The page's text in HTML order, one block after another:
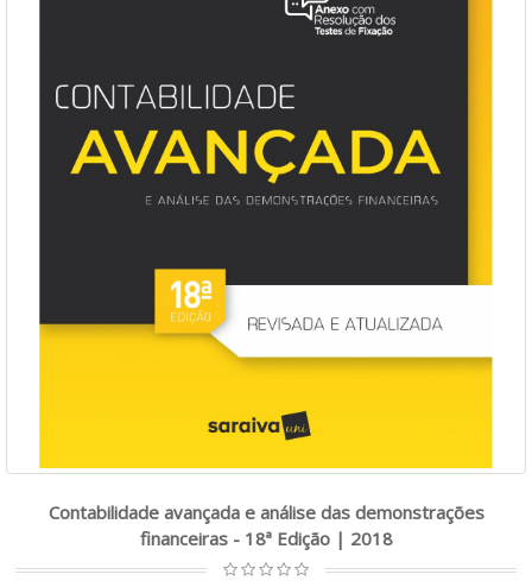
Contabilidade avançada e análise das demonstrações
financeiras - 18ª Edição | 2018